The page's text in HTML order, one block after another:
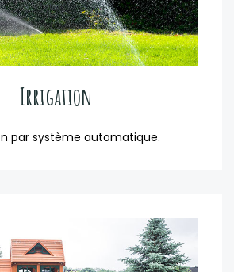
Irrigation
par système automatique.